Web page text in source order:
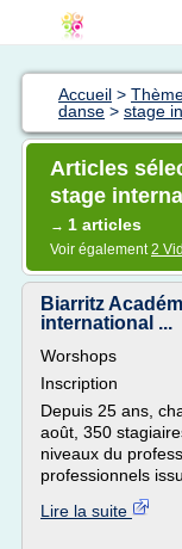
Accueil >
danse > stage
Articles
stage
→ 1 articles
Voir également2
Biarritz
international ...
Worshops
Inscription
Depuis 25 ans,
août, 350
niveaux du
professionnels
Lire la suite